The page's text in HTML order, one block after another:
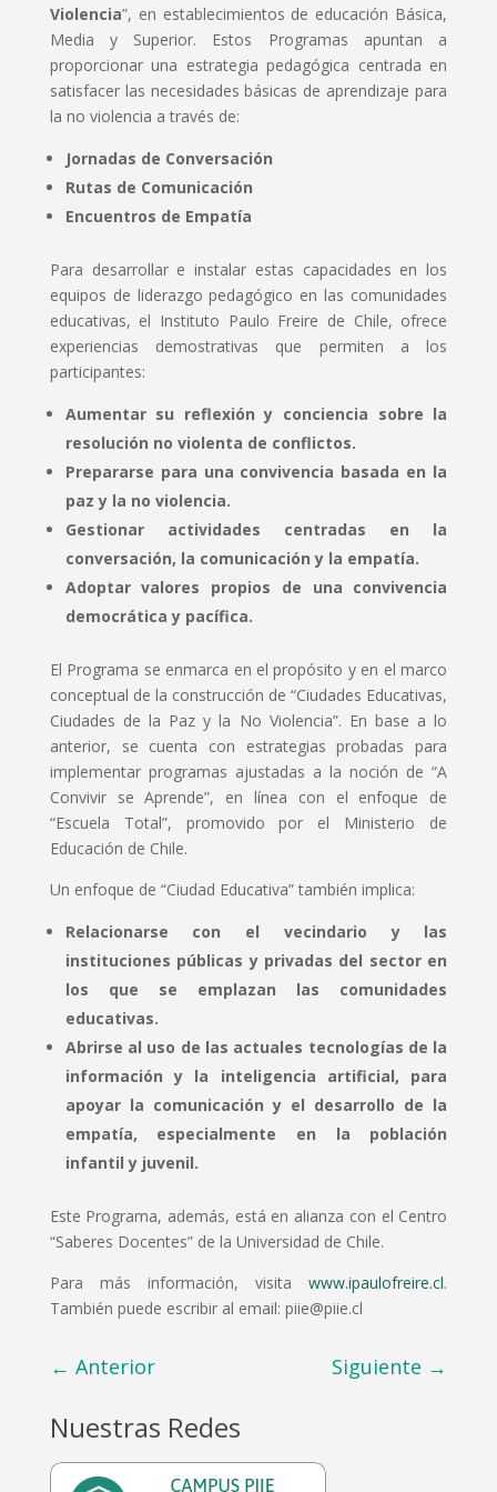
Violencia”, en establecimientos de educación Básica,
Media y Superior. Estos Programas apuntan a
proporcionar una estrategia pedagógica centrada en
satisfacer las necesidades básicas de aprendizaje para
la no violencia a través de:
Jornadas de Conversación
Rutas de Comunicación
Encuentros de Empatía
Para desarrollar e instalar estas capacidades en los
equipos de liderazgo pedagógico en las comunidades
educativas, el Instituto Paulo Freire de Chile, ofrece
experiencias demostrativas que permiten a los
participantes:
Aumentar su reflexión y conciencia sobre la
resolución no violenta de conflictos.
Prepararse para una convivencia basada en la
paz y la no violencia.
Gestionar actividades centradas en la
conversación, la comunicación y la empatía.
Adoptar valores propios de una convivencia
democrática y pacífica.
El Programa se enmarca en el propósito y en el marco
conceptual de la construcción de “Ciudades Educativas,
Ciudades de la Paz y la No Violencia”. En base a lo
anterior, se cuenta con estrategias probadas para
implementar programas ajustadas a la noción de “A
Convivir se Aprende”, en línea con el enfoque de
“Escuela Total”, promovido por el Ministerio de
Educación de Chile.
Un enfoque de “Ciudad Educativa” también implica:
Relacionarse con el vecindario y las
instituciones públicas y privadas del sector en
los que se emplazan las comunidades
educativas.
Abrirse al uso de las actuales tecnologías de la
información y la inteligencia artificial, para
apoyar la comunicación y el desarrollo de la
empatía, especialmente en la población
infantil y juvenil.
Este Programa, además, está en alianza con el Centro
“Saberes Docentes” de la Universidad de Chile.
Para más información, visitawww.ipaulofreire.cl.
También puede escribir al email: piie@piie.cl
← Anterior Siguiente →
Nuestras Redes